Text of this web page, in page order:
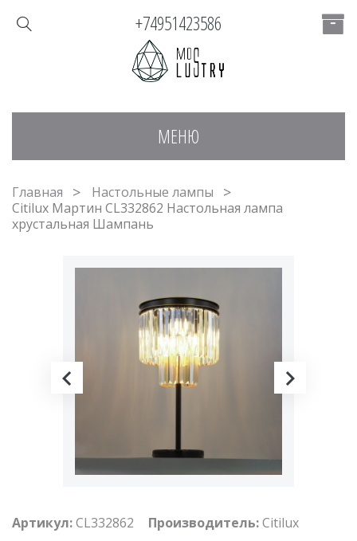
МЕНЮ
+74951423586
Главная
Настольные лампы
Citilux Мартин CL332862 Настольная лампа
хрустальная Шампань
Артикул:CL332862 Производитель:Citilux